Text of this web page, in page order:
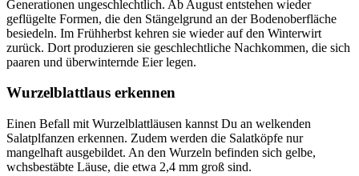
Generationen ungeschlechtlich. Ab August entstehen wieder
geflügelte Formen, die den Stängelgrund an der Bodenoberfläche
besiedeln. Im Frühherbst kehren sie wieder auf den Winterwirt
zurück. Dort produzieren sie geschlechtliche Nachkommen, die sich
paaren und überwinternde Eier legen.
Wurzelblattlaus erkennen
Einen Befall mit Wurzelblattläusen kannst Du an welkenden
Salatplfanzen erkennen. Zudem werden die Salatköpfe nur
mangelhaft ausgebildet. An den Wurzeln befinden sich gelbe,
wchsbestäbte Läuse, die etwa 2,4 mm groß sind.